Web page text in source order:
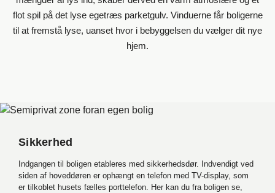
flot spil på det lyse egetræs parketgulv. Vinduerne får boligerne
til at fremstå lyse, uanset hvor i bebyggelsen du vælger dit nye
hjem.
Sikkerhed
Indgangen til boligen etableres med sikkerhedsdør. Indvendigt ved
siden af hoveddøren er ophængt en telefon med TV-display, som
er tilkoblet husets fælles porttelefon. Her kan du fra boligen se,